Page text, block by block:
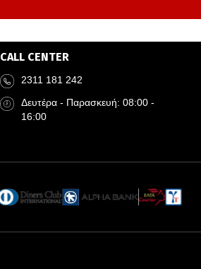
CALL CENTER
2311 181 242
Δευτέρα - Παρασκευή: 08:00 -
16:00